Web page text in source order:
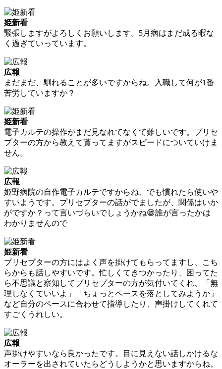
姫新看
緊張しますがよろしくお願いします。5月病はまだ成る暇な
く過ぎていっています。
広報
まだまだ、馴れることが多いですからね。入職して何が1番
苦労していますか？
姫新看
電子カルテの操作がまだ見なれてなくて難しいです。プリセ
プターの方から教えて貰ってますがスピードについていけま
せん。
広報
姫野病院の自作電子カルテですからね、でも慣れたら使いや
すいようです。プリセプターの話がでましたが、関係はいか
がですか？って言いづらいでしょうかね😁誰が言ったかは
わかりませんので
姫新看
プリセプターの方にはよく声を掛けてもらってますし、こち
らからも話しやすいです。忙しくてきつかったり、困ってた
ら不思議と察知してプリセプターの方が気付いてくれ、「無
理しなくていいよ」「ちょっとペースを落としてみようか」
など自分のペースに合わせて指導したり、声掛けしてくれて
すごくうれしい。
広報
声掛けやすいなら良かったです。目に見えない話しかけるな
オーラーを出されていたらどうしようかと思いますからね。